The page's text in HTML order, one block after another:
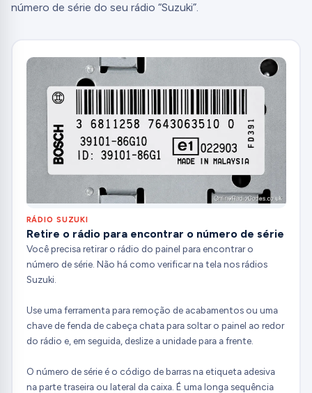
número de série do seu rádio “Suzuki”.
RÁDIO SUZUKI
Retire o rádio para encontrar o número de série
Você precisa retirar o rádio do painel para encontrar o
número de série. Não há como verificar na tela nos rádios
Suzuki.
Use uma ferramenta para remoção de acabamentos ou uma
chave de fenda de cabeça chata para soltar o painel ao redor
do rádio e, em seguida, deslize a unidade para a frente.
O número de série é o código de barras na etiqueta adesiva
na parte traseira ou lateral da caixa. É uma longa sequência